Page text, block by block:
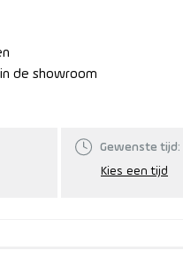
de showroom
Gewenste tijd: